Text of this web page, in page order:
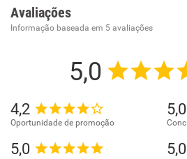
especializado em produtos
anteriormente. Fornecimento de
Avaliações
Informação baseada em 5 avaliações
5,0
4,2
Oportunidade de promoção
5,0
5,0 5,0